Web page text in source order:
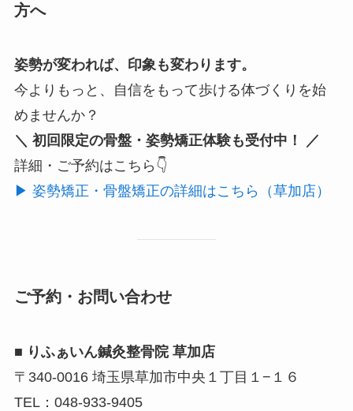
方へ
姿勢が変われば、印象も変わります。
今よりもっと、自信をもって歩ける体づくりを始
めませんか？
＼ 初回限定の骨盤・姿勢矯正体験も受付中！ ／
詳細・ご予約はこちら👇
▶ 姿勢矯正・骨盤矯正の詳細はこちら（草加店）
ご予約・お問い合わせ
■ りふぁいん鍼灸整骨院 草加店
〒340-0016 埼玉県草加市中央１丁目１−１６
TEL：048-933-9405